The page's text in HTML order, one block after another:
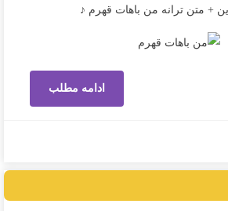
+ متن ترانه من باهات قهرم ♪
ادامه مطلب